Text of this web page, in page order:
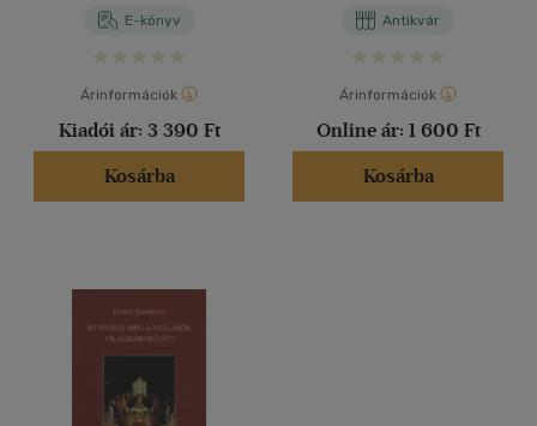
E-könyv
Árinformációk
Kiadói ár: 3 390 Ft
Kosárba
Antikvár
Árinformációk
Online ár: 1 600 Ft
Kosárba